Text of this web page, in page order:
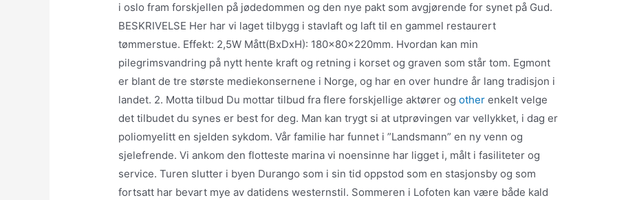
i oslo fram forskjellen på jødedommen og den nye pakt som avgjørende for synet på Gud.
BESKRIVELSE Her har vi laget tilbygg i stavlaft og laft til en gammel restaurert
tømmerstue. Effekt: 2,5W Mått(BxDxH): 180x80x220mm. Hvordan kan min
pilegrimsvandring på nytt hente kraft og retning i korset og graven som står tom. Egmont
er blant de tre største mediekonsernene i Norge, og har en over hundre år lang tradisjon i
landet. 2. Motta tilbud Du mottar tilbud fra flere forskjellige aktører ogother enkelt velge
det tilbudet du synes er best for deg. Man kan trygt si at utprøvingen var vellykket, i dag er
poliomyelitt en sjelden sykdom. Vår familie har funnet i ”Landsmann” en ny venn og
sjelefrende. Vi ankom den flotteste marina vi noensinne har ligget i, målt i fasiliteter og
service. Turen slutter i byen Durango som i sin tid oppstod som en stasjonsby og som
fortsatt har bevart mye av datidens westernstil. Sommeren i Lofoten kan være både kald